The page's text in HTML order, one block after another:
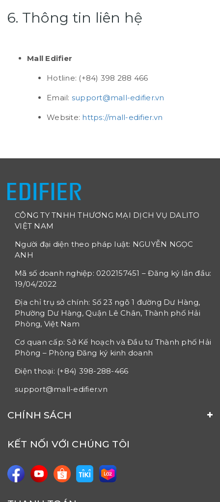
6. Thông tin liên hệ
Mall Edifier
Hotline: (+84) 398 288 466
Email: support@mall-edifier.vn
Website: https://mall-edifier.vn
CÔNG TY TNHH THƯƠNG MẠI DỊCH VỤ DALITO
VIỆT NAM
Người đại diện theo pháp luật: NGUYỄN NGỌC
ANH
Mã số doanh nghiệp: 0202157451 – Đăng ký lần đầu:
19/04/2022
Địa chỉ trụ sở chính: Số 23 ngõ 1 đường Dư Hàng,
Phường Dư Hàng, Quận Lê Chân, Thành phố Hải
Phòng, Việt Nam
Cơ quan cấp: Sở Kế hoạch và Đầu tư Thành phố Hải
Phòng – Phòng Đăng ký kinh doanh
Điện thoại: (+84) 398-288-466
support@mall-edifier.vn
CHÍNH SÁCH
KẾT NỐI VỚI CHÚNG TÔI